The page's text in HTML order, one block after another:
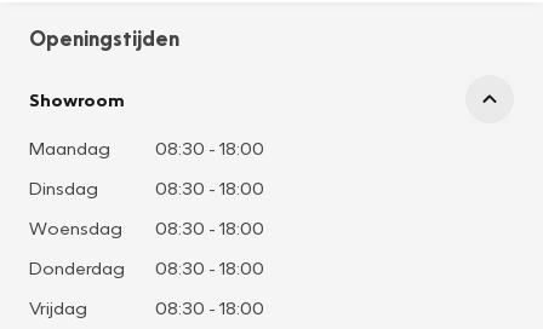
Openingstijden
Showroom
Maandag 08:30 - 18:00
Dinsdag
08:30 - 18:00
Woensdag
08:30 - 18:00
Donderdag
08:30 - 18:00
Vrijdag
08:30 - 18:00